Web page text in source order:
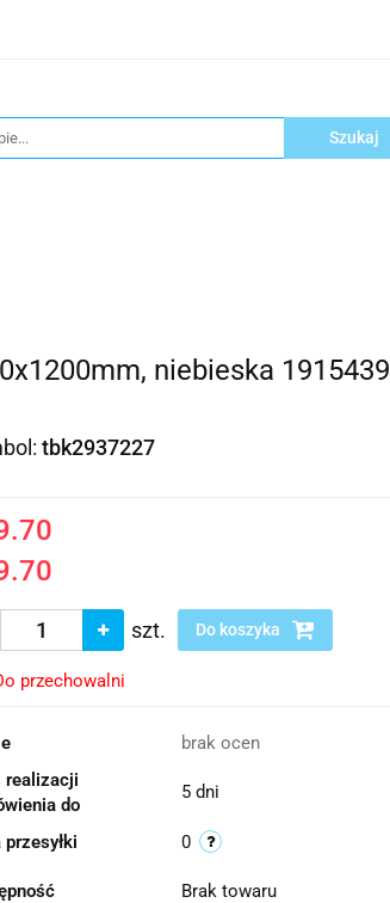
niebieska 1915439
tbk2937227
szt. Do koszyka
przechowalni
brak ocen
realizacji
do
5 dni
przesyłki 0
Brak towaru